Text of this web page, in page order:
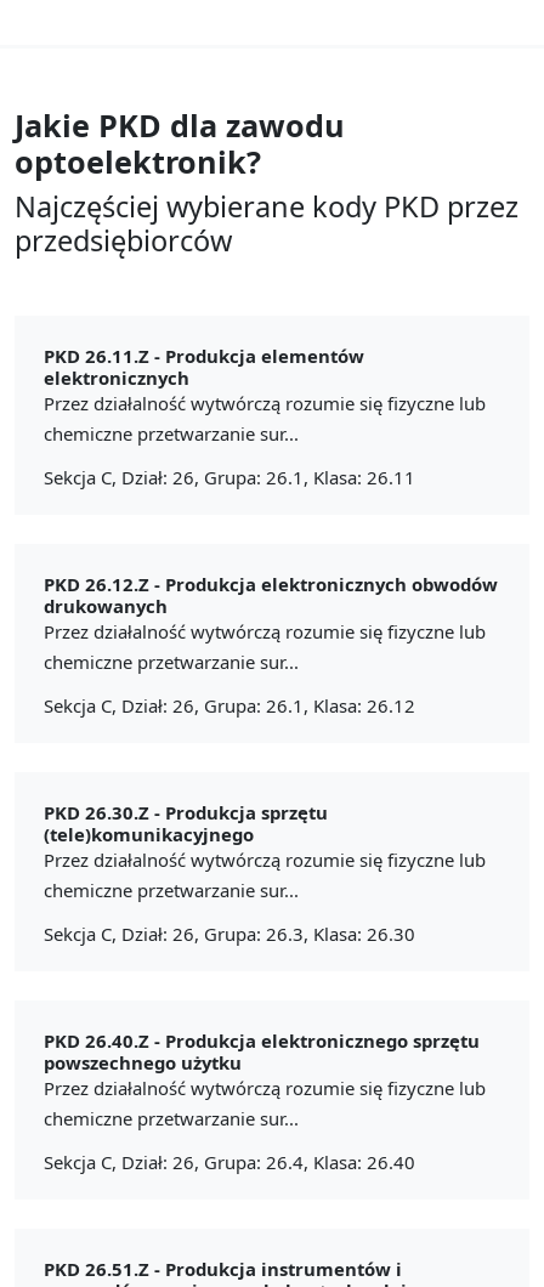
Jakie PKD dla zawodu
optoelektronik?
Najczęściej wybierane kody PKD przez
przedsiębiorców
PKD 26.11.Z - Produkcja elementów
elektronicznych
Przez działalność wytwórczą rozumie się fizyczne lub
chemiczne przetwarzanie sur...
Sekcja C, Dział: 26, Grupa: 26.1, Klasa: 26.11
PKD 26.12.Z - Produkcja elektronicznych obwodów
drukowanych
Przez działalność wytwórczą rozumie się fizyczne lub
chemiczne przetwarzanie sur...
Sekcja C, Dział: 26, Grupa: 26.1, Klasa: 26.12
PKD 26.30.Z - Produkcja sprzętu
(tele)komunikacyjnego
Przez działalność wytwórczą rozumie się fizyczne lub
chemiczne przetwarzanie sur...
Sekcja C, Dział: 26, Grupa: 26.3, Klasa: 26.30
PKD 26.40.Z - Produkcja elektronicznego sprzętu
powszechnego użytku
Przez działalność wytwórczą rozumie się fizyczne lub
chemiczne przetwarzanie sur...
Sekcja C, Dział: 26, Grupa: 26.4, Klasa: 26.40
PKD 26.51.Z - Produkcja instrumentów i